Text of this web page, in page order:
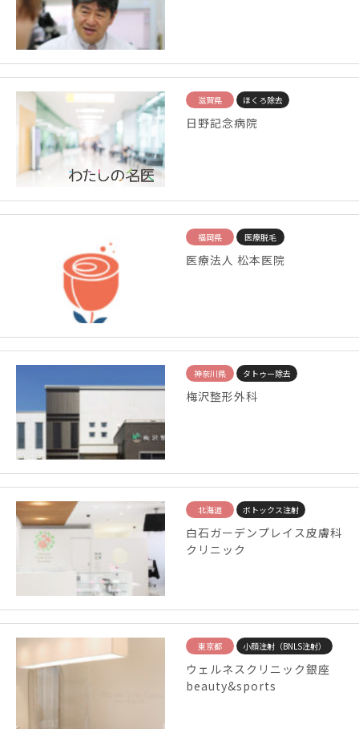
滋賀県 ほくろ除去
日野記念病院
福岡県 医療脱毛
医療法人 松本医院
神奈川県 タトゥー除去
梅沢整形外科
北海道 ボトックス注射
白石ガーデンプレイス皮膚科
クリニック
東京都 小顔注射（BNLS注射）
ウェルネスクリニック銀座
beauty&sports